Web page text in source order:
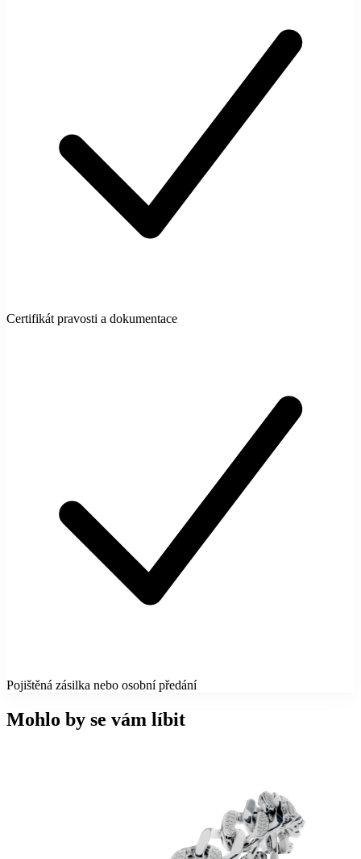
Certifikát pravosti a dokumentace
Pojištěná zásilka nebo osobní předání
Mohlo by se vám líbit